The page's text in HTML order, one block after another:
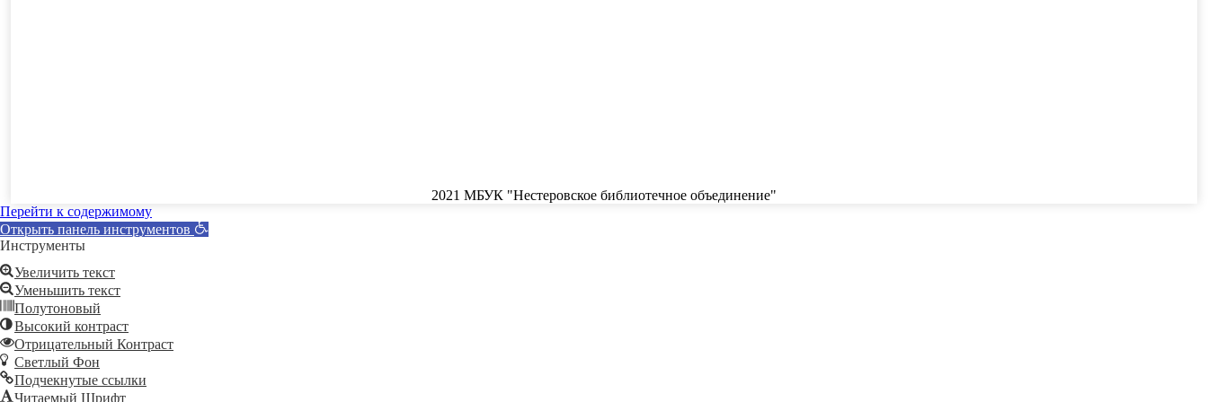
2021 МБУК "Нестеровское библиотечное объединение"
Перейти к содержимому
Открыть панель инструментов
Инструменты
Увеличить текст
Уменьшить текст
Полутоновый
Высокий контраст
Отрицательный Контраст
Светлый Фон
Подчекнутые ссылки
Читаемый Шрифт